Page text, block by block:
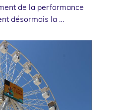
de la performance
désormais la …